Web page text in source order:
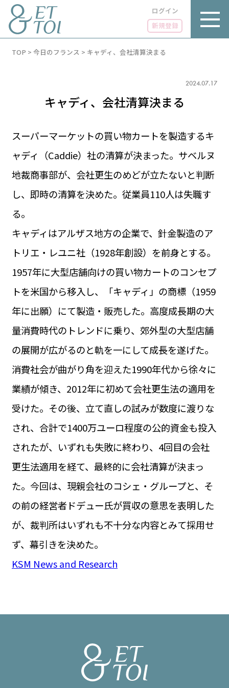
ログイン
新規登録
LUXE
グルメ
LIFE STYLE
ビジネス・キャリア
INFOS PRATIQUES
TAG
タグ
#パリ
#お土産 #トリビア
#データで読み解くフランス
#フランス郵便情報
#フランス交通機関
#求人
#フランスの教育制度
#アプリ
#いざという時に
#カルカッソンヌ Carcassonne
#サステナブル
#フランス生活
#レシピ #ビューティー
#コスメ
#アルザス地方
#フランスの地方 #フロマージュ
#おでかけ
FR 22:53 ／ JP 05:53
1€＝182.37円
広告掲載
運営会社
サイトポリシー
TOP > 今日のフランス > キャディ、会社清算決まる
2024.07.17
キャディ、会社清算決まる
スーパーマーケットの買い物カートを製造するキ
ャディ（Caddie）社の清算が決まった。サベルヌ
地裁商事部が、会社更生のめどが立たないと判断
し、即時の清算を決めた。従業員110人は失職す
る。
キャディはアルザス地方の企業で、針金製造のア
トリエ・レユニ社（1928年創設）を前身とする。
1957年に大型店舗向けの買い物カートのコンセプ
トを米国から移入し、「キャディ」の商標（1959
年に出願）にて製造・販売した。高度成長期の大
量消費時代のトレンドに乗り、郊外型の大型店舗
の展開が広がるのと軌を一にして成長を遂げた。
消費社会が曲がり角を迎えた1990年代から徐々に
業績が傾き、2012年に初めて会社更生法の適用を
受けた。その後、立て直しの試みが数度に渡りな
され、合計で1400万ユーロ程度の公的資金も投入
されたが、いずれも失敗に終わり、4回目の会社
更生法適用を経て、最終的に会社清算が決まっ
た。今回は、現親会社のコシェ・グループと、そ
の前の経営者ドデュー氏が買収の意思を表明した
が、裁判所はいずれも不十分な内容とみて採用せ
ず、幕引きを決めた。
KSM News and Research